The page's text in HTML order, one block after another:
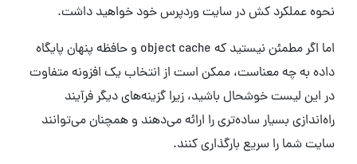
نحوه عملکرد کش در سایت وردپرس خود خواهید داشت.
اما اگر مطمئن نیستید که object cache و حافظه پنهان پایگاه
داده به چه معناست، ممکن است از انتخاب یک افزونه متفاوت
در این لیست خوشحال باشید، زیرا گزینه‌های دیگر فرآیند
راه‌اندازی بسیار ساده‌تری را ارائه می‌دهند و همچنان می‌توانند
سایت شما را سریع بارگذاری کنند.